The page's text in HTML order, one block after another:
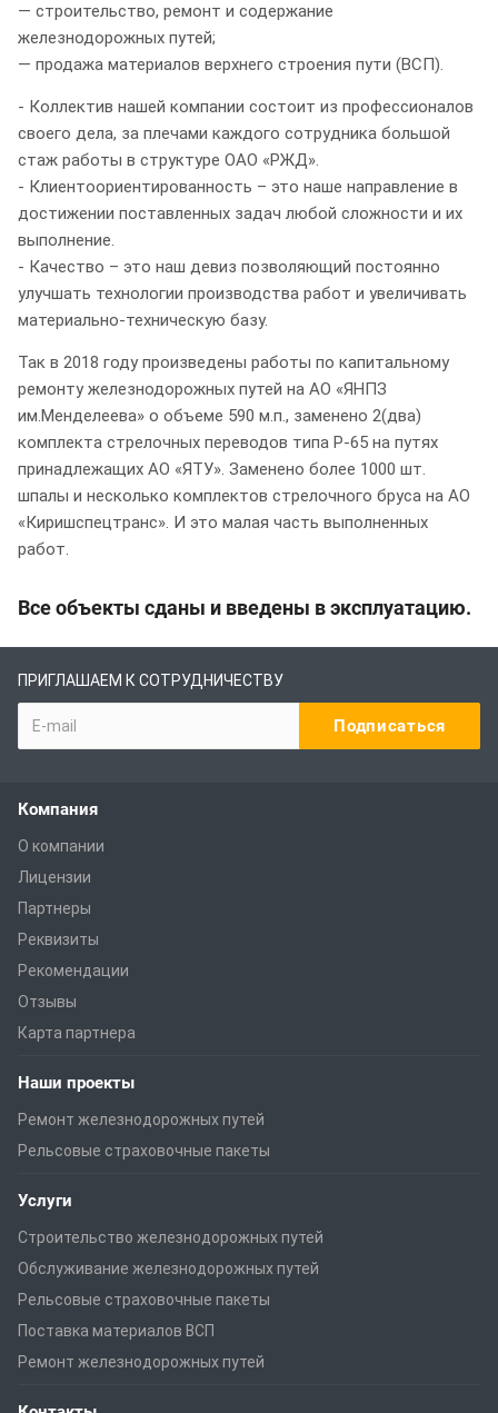
— строительство, ремонт и содержание
железнодорожных путей;
— продажа материалов верхнего строения пути (ВСП).
- Коллектив нашей компании состоит из профессионалов
своего дела, за плечами каждого сотрудника большой
стаж работы в структуре ОАО «РЖД».
- Клиентоориентированность – это наше направление в
достижении поставленных задач любой сложности и их
выполнение.
- Качество – это наш девиз позволяющий постоянно
улучшать технологии производства работ и увеличивать
материально-техническую базу.
Так в 2018 году произведены работы по капитальному
ремонту железнодорожных путей на АО «ЯНПЗ
им.Менделеева» о объеме 590 м.п., заменено 2(два)
комплекта стрелочных переводов типа Р-65 на путях
принадлежащих АО «ЯТУ». Заменено более 1000 шт.
шпалы и несколько комплектов стрелочного бруса на АО
«Киришспецтранс». И это малая часть выполненных
работ.
Все объекты сданы и введены в эксплуатацию.
ПРИГЛАШАЕМ К СОТРУДНИЧЕСТВУ
Компания
О компании
Лицензии
Партнеры
Реквизиты
Рекомендации
Отзывы
Карта партнера
Наши проекты
Ремонт железнодорожных путей
Рельсовые страховочные пакеты
Услуги
Строительство железнодорожных путей
Обслуживание железнодорожных путей
Рельсовые страховочные пакеты
Поставка материалов ВСП
Ремонт железнодорожных путей